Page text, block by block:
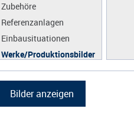
Zubehöre
Referenzanlagen
Einbausituationen
Werke/Produktionsbilder
Logos/Wort-Bildmarke